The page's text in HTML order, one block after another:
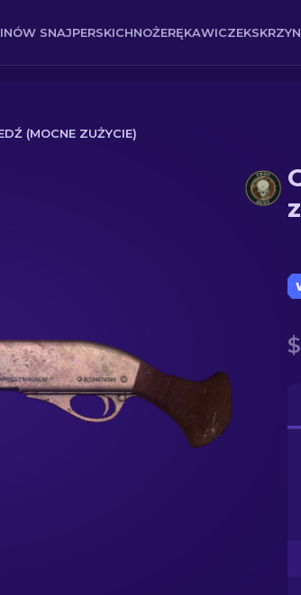
SNAJPERSKICHNOŻERĘKAWICZEK
(MOCNE ZUŻYCIE)